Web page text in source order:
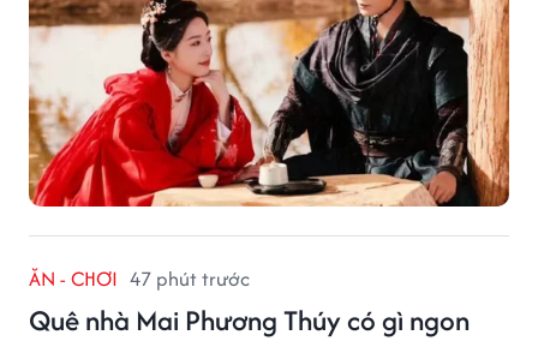
ĂN - CHƠI 47 phút trước
Quê nhà Mai Phương Thúy có gì ngon